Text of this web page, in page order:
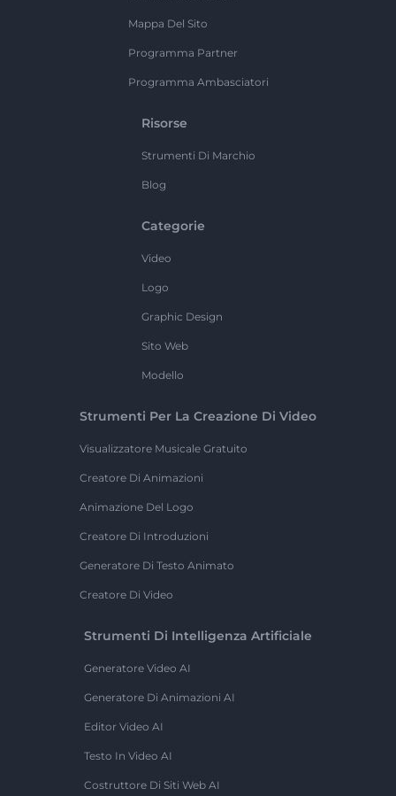
Mappa Del Sito
Programma Partner
Programma Ambasciatori
Risorse
Strumenti Di Marchio
Blog
Categorie
Video
Logo
Graphic Design
Sito Web
Modello
Strumenti Per La Creazione Di Video
Visualizzatore Musicale Gratuito
Creatore Di Animazioni
Animazione Del Logo
Creatore Di Introduzioni
Generatore Di Testo Animato
Creatore Di Video
Strumenti Di Intelligenza Artificiale
Generatore Video AI
Generatore Di Animazioni AI
Editor Video AI
Testo In Video AI
Costruttore Di Siti Web AI